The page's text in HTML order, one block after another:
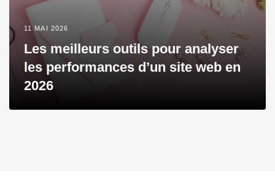
11 MAI 2026
Les meilleurs outils pour analyser
les performances d’un site web en
2026